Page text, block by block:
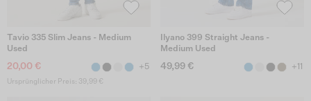
Tavio 335 Slim Jeans - Medium
Used
20,00 € +5
Ursprünglicher Preis: 39,99 €
Ilyano 399 Straight Jeans -
Medium Used
49,99 € +11